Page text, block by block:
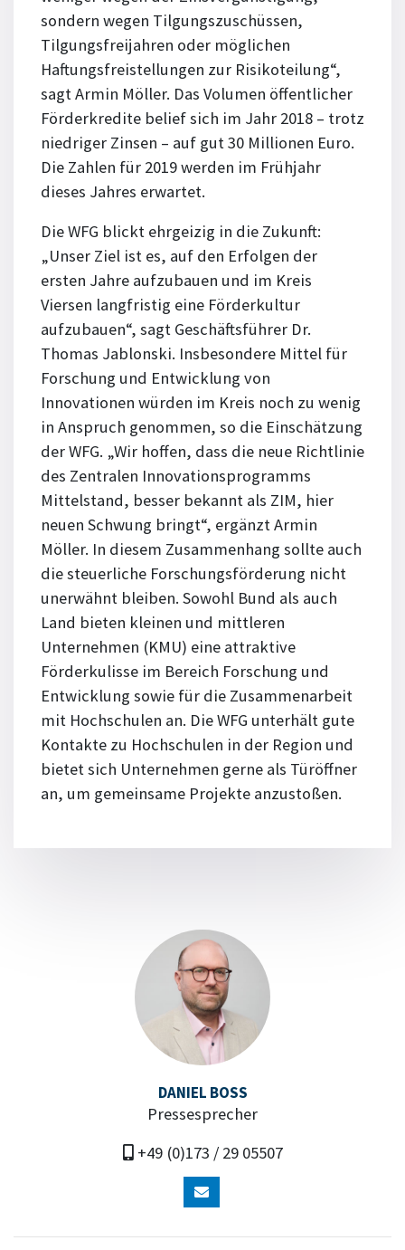
DANIEL BOSS
Pressesprecher
+49 (0)173 / 29 05507
sondern wegen Tilgungszuschüssen,
Tilgungsfreijahren oder möglichen
Haftungsfreistellungen zur Risikoteilung“,
sagt Armin Möller. Das Volumen öffentlicher
Förderkredite belief sich im Jahr 2018 – trotz
niedriger Zinsen – auf gut 30 Millionen Euro.
Die Zahlen für 2019 werden im Frühjahr
dieses Jahres erwartet.
Die WFG blickt ehrgeizig in die Zukunft:
„Unser Ziel ist es, auf den Erfolgen der
ersten Jahre aufzubauen und im Kreis
Viersen langfristig eine Förderkultur
aufzubauen“, sagt Geschäftsführer Dr.
Thomas Jablonski. Insbesondere Mittel für
Forschung und Entwicklung von
Innovationen würden im Kreis noch zu wenig
in Anspruch genommen, so die Einschätzung
der WFG. „Wir hoffen, dass die neue Richtlinie
des Zentralen Innovationsprogramms
Mittelstand, besser bekannt als ZIM, hier
neuen Schwung bringt“, ergänzt Armin
Möller. In diesem Zusammenhang sollte auch
die steuerliche Forschungsförderung nicht
unerwähnt bleiben. Sowohl Bund als auch
Land bieten kleinen und mittleren
Unternehmen (KMU) eine attraktive
Förderkulisse im Bereich Forschung und
Entwicklung sowie für die Zusammenarbeit
mit Hochschulen an. Die WFG unterhält gute
Kontakte zu Hochschulen in der Region und
bietet sich Unternehmen gerne als Türöffner
an, um gemeinsame Projekte anzustoßen.